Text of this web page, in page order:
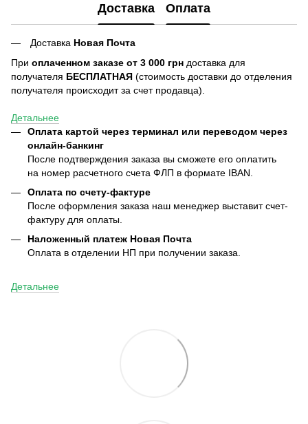
Доставка Оплата
Доставка Новая Почта
При оплаченном заказе от 3 000 грн доставка для
получателя БЕСПЛАТНАЯ (стоимость доставки до отделения
получателя происходит за счет продавца).
Детальнее
Оплата картой через терминал или переводом через
онлайн-банкинг
После подтверждения заказа вы сможете его оплатить
на номер расчетного счета ФЛП в формате IBAN.
Оплата по счету-фактуре
После оформления заказа наш менеджер выставит счет-
фактуру для оплаты.
Наложенный платеж Новая Почта
Оплата в отделении НП при получении заказа.
Детальнее